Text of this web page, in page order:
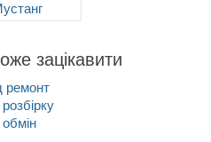
зацікавити
ремонт